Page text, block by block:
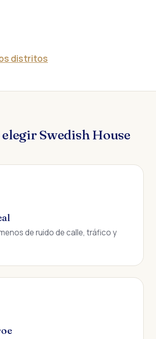
distritos
Swedish House
de ruido de calle, tráfico y